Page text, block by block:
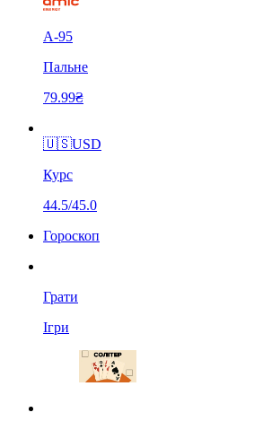
А-95
Пальне
79.99₴
🇺🇸USD
Курс
44.5/45.0
Гороскоп
Грати
Ігри